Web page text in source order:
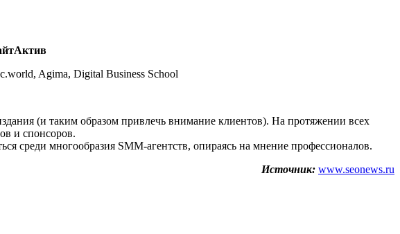
Agima, Digital Business School
(и таким образом привлечь внимание клиентов). На протяжении всех
и спонсоров.
среди многообразия SMM-агентств, опираясь на мнение профессионалов.
Источник: www.seonews.ru